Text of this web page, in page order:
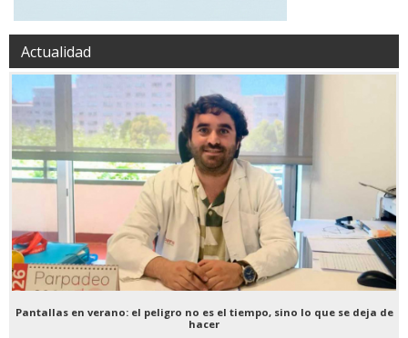
Actualidad
Pantallas en verano: el peligro no es el tiempo, sino lo que se deja de
hacer